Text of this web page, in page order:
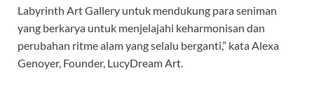
Labyrinth Art Gallery untuk mendukung para seniman
yang berkarya untuk menjelajahi keharmonisan dan
perubahan ritme alam yang selalu berganti,” kata Alexa
Genoyer, Founder, LucyDream Art.